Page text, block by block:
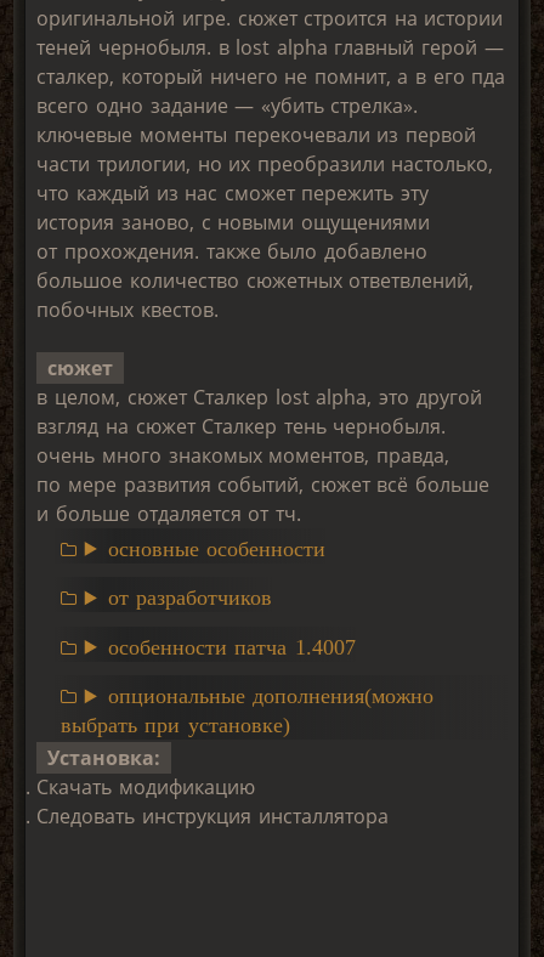
оригинальной игре. сюжет строится на истории
теней чернобыля. в lost alpha главный герой —
сталкер, который ничего не помнит, а в его пда
всего одно задание — «убить стрелка».
ключевые моменты перекочевали из первой
части трилогии, но их преобразили настолько,
что каждый из нас сможет пережить эту
история заново, с новыми ощущениями
от прохождения. также было добавлено
большое количество сюжетных ответвлений,
побочных квестов.
сюжет
в целом, сюжет Сталкер lost alpha, это другой
взгляд на сюжет Сталкер тень чернобыля.
очень много знакомых моментов, правда,
по мере развития событий, сюжет всё больше
и больше отдаляется от тч.
основные особенности
от разработчиков
особенности патча 1.4007
опциональные дополнения(можно
выбрать при установке)
Установка:
Скачать модификацию
Следовать инструкция инсталлятора